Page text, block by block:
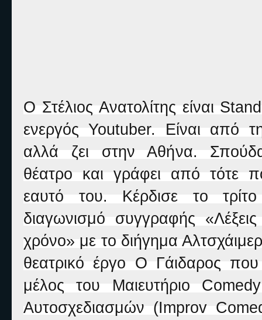
Ο Στέλιος Ανατολίτης είναι
ενεργός Youtuber. Είναι από
αλλά ζει στην Αθήνα.
θέατρο και γράφει από τότε
εαυτό του. Κέρδισε το
διαγωνισμό συγγραφής
χρόνο» με το διήγημα
θεατρικό έργο Ο Γάιδαρος που
μέλος του Μαιευτήριο
Αυτοσχεδιασμών (Improv